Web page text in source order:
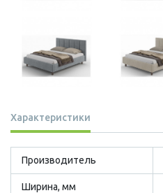
Характеристики
Производитель
Ширина, мм